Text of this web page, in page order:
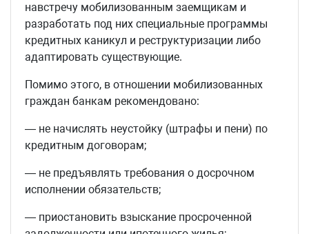
навстречу мобилизованным заемщикам и
разработать под них специальные программы
кредитных каникул и реструктуризации либо
адаптировать существующие.
Помимо этого, в отношении мобилизованных
граждан банкам рекомендовано:
— не начислять неустойку (штрафы и пени) по
кредитным договорам;
— не предъявлять требования о досрочном
исполнении обязательств;
— приостановить взыскание просроченной